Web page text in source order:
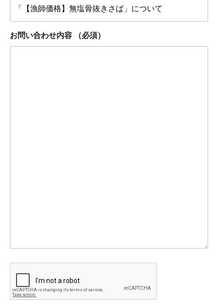
お問い合わせ内容 （必須）